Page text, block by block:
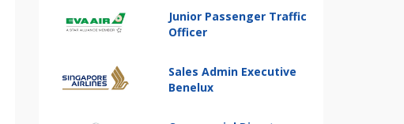
Junior Passenger Traffic
Officer
Sales Admin Executive
Benelux